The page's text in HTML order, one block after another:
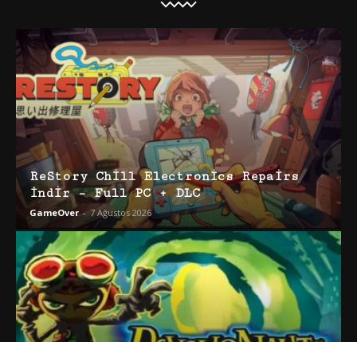
ReStory Chill Electronics Repairs
İndir – Full PC + DLC
GameOver - 7 Ağustos 2026